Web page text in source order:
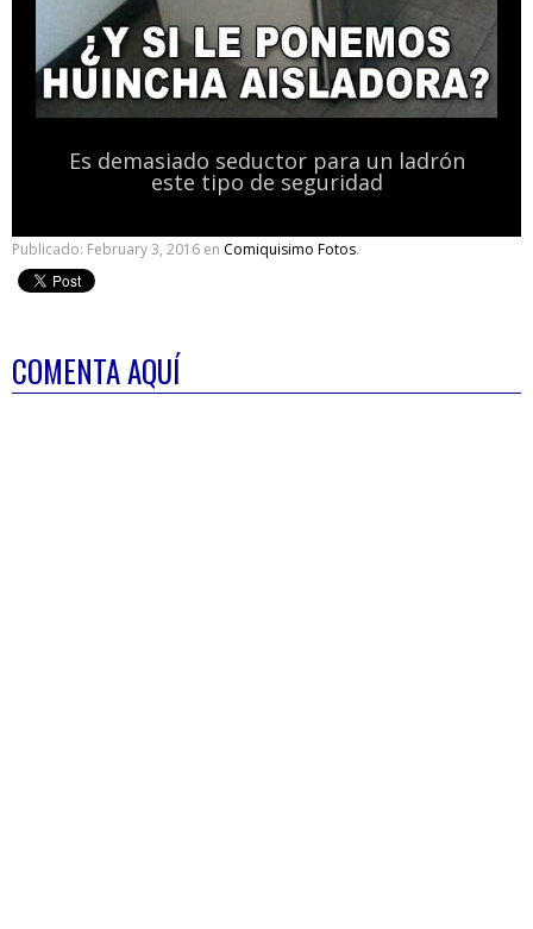
Es demasiado seductor para un ladrón
este tipo de seguridad
Publicado: February 3, 2016 en Comiquisimo Fotos.
COMENTA AQUÍ